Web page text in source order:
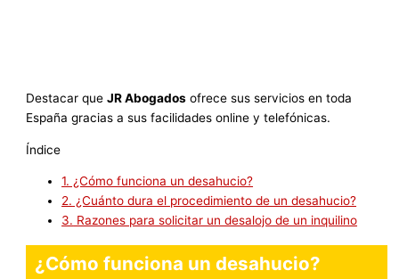
Destacar queJR Abogados ofrece sus servicios en toda
España gracias a sus facilidades online y telefónicas.
Índice
1. ¿Cómo funciona un desahucio?
2. ¿Cuánto dura el procedimiento de un desahucio?
3. Razones para solicitar un desalojo de un inquilino
¿Cómo funciona un desahucio?